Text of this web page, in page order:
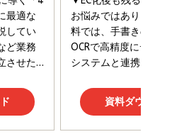
キングをもっと見る
キングをもっと見る
キングをもっと見る